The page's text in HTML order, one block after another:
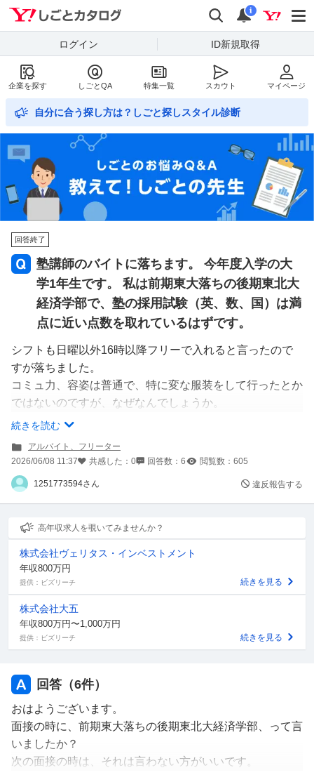
Yahoo!しごとカタログ
検索
通知
i
ログイン ID新規取得
企業を探す しごとQA 特集一覧 スカウト マイページ
自分に合う探し方は？しごと探しスタイル診断
回答終了
塾講師のバイトに落ちます。 今年度入学の大
学1年生です。 私は前期東大落ちの後期東北大
経済学部で、塾の採用試験（英、数、国）は満
点に近い点数を取れているはずです。
シフトも日曜以外16時以降フリーで入れると言ったので
すが落ちました。
コミュ力、容姿は普通で、特に変な服装をして行ったとか
ではないのですが、なぜなんでしょうか。
諦めずに他のところを受けても良いのでしょうか。
続きを読む
アルバイト、フリーター
2026/06/08 11:37
共感した： 0 回答数： 6 閲覧数： 605
1251773594さん 違反報告する
高年収求人を覗いてみませんか？
株式会社ヴェリタス・インベストメント
年収800万円
提供：ビズリーチ 続きを見る
株式会社大五
年収800万円〜1,000万円
提供：ビズリーチ 続きを見る
回答（6件）
おはようございます。
面接の時に、前期東大落ちの後期東北大経済学部、って言
いましたか？
次の面接の時は、それは言わない方がいいです。